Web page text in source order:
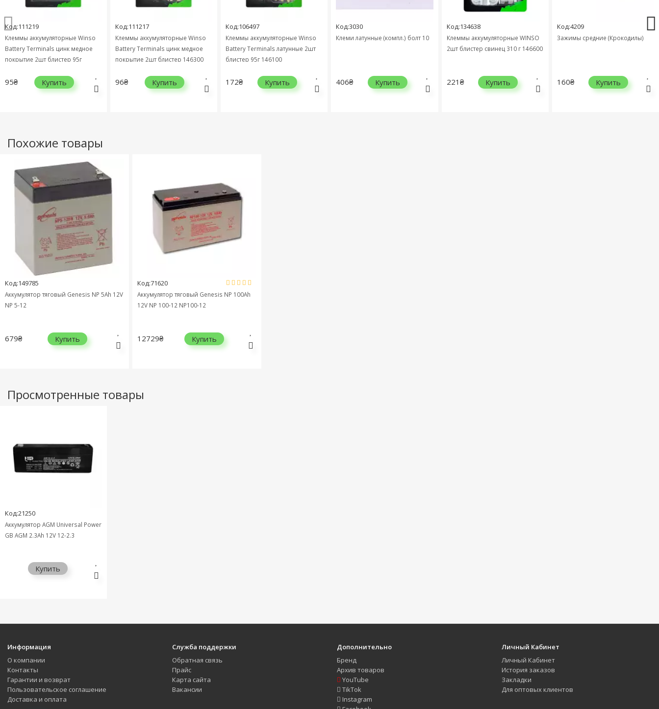
Код:111219
Клеммы аккумуляторные Winso
Battery Terminals цинк медное
покрытие 2шт блистер 95г
95₴ Купить
Код:111217
Клеммы аккумуляторные Winso
Battery Terminals цинк медное
покрытие 2шт блистер 146300
96₴ Купить
Код:106497
Клеммы аккумуляторные Winso
Battery Terminals латунные 2шт
блистер 95г 146100
172₴ Купить
Код:3030
Клеми латунные (компл.) болт 10
406₴ Купить
Код:134638
Клеммы аккумуляторные WINSO
2шт блистер свинец 310 г 146600
221₴ Купить
Код:4209
Зажимы средние (Крокодилы)
160₴ Купить
Похожие товары
Код:149785
Аккумулятор тяговый Genesis NP 5Ah 12V
NP 5-12
679₴ Купить
Код:71620
Аккумулятор тяговый Genesis NP 100Ah
12V NP 100-12 NP100-12
12729₴ Купить
Просмотренные товары
Код:21250
Аккумулятор AGM Universal Power
GB AGM 2.3Ah 12V 12-2.3
Купить
Информация
О компании
Контакты
Гарантии и возврат
Пользовательское соглашение
Доставка и оплата
Служба поддержки
Обратная связь
Прайс
Карта сайта
Вакансии
Дополнительно
Бренд
Архив товаров
YouTube
TikTok
Instagram
Личный Кабинет
Личный Кабинет
История заказов
Закладки
Для оптовых клиентов